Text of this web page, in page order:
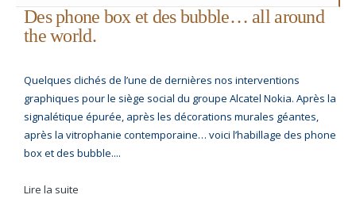
Des phone box et des bubble… all around
the world.
Quelques clichés de l’une de dernières nos interventions
graphiques pour le siège social du groupe Alcatel Nokia. Après la
signalétique épurée, après les décorations murales géantes,
après la vitrophanie contemporaine… voici l’habillage des phone
box et des bubble....
Lire la suite